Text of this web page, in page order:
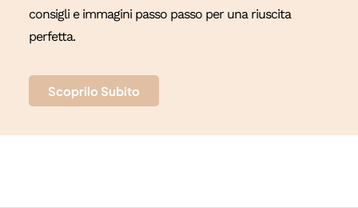
consigli e immagini passo passo per una riuscita
perfetta.
Scoprilo Subito